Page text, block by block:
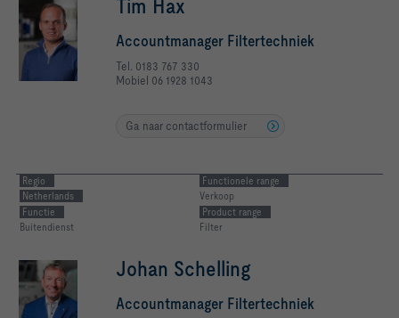
Tim Hax
Accountmanager Filtertechniek
Tel. 0183 767 330
Mobiel 06 1928 1043
Ga naar contactformulier
Regio
Netherlands
Functionele range
Verkoop
Functie
Buitendienst
Product range
Filter
Johan Schelling
Accountmanager Filtertechniek